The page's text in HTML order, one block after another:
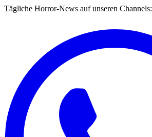
Tägliche Horror-News auf unseren Channels: